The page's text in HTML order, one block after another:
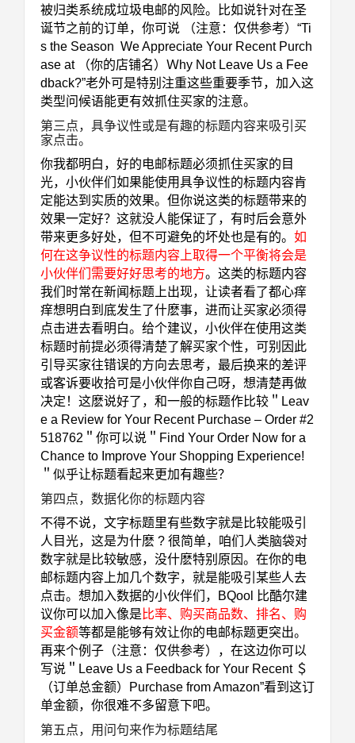
被归类系统成垃圾电邮的风险。比如说针对在圣
诞节之前的订单，你可说 （注意：仅供参考）“Ti
s the Season We Appreciate Your Recent Purch
ase at （你的店铺名）Ｗhy Not Leave Us a Fee
dback?”老外可是特别注重这些重要季节，加入这
类型问候语能更有效抓住买家的注意。
第三点，具争议性或是有趣的标题内容来吸引买
家点击。
你我都明白，好的电邮标题必须抓住买家的目
光，小伙伴们如果能使用具争议性的标题内容肯
定能达到实质的效果。但你说这类的标题带来的
效果一定好？这就没人能保证了，有时后会意外
带来更多好处，但不可避免的坏处也是有的。 如
何在这争议性的标题内容上取得一个平衡将会是
小伙伴们需要好好思考的地方。这类的标题内容
我们时常在新闻标题上出现，让读者看了都心痒
痒想明白到底发生了什麽事，进而让买家必须得
点击进去看明白。给个建议，小伙伴在使用这类
标题时前提必须得清楚了解买家个性，可别因此
引导买家往错误的方向去思考，最后换来的差评
或客诉要收拾可是小伙伴你自己呀，想清楚再做
决定！这麽说好了，和一般的标题作比较＂Leav
e a Review for Your Recent Purchase – Order #2
518762＂你可以说＂Find Your Order Now for a
Chance to Improve Your Shopping Experience!
＂似乎让标题看起来更加有趣些？
第四点，数据化你的标题内容
不得不说，文字标题里有些数字就是比较能吸引
人目光，这是为什麽 ? 很简单，咱们人类脑袋对
数字就是比较敏感，没什麽特别原因。在你的电
邮标题内容上加几个数字，就是能吸引某些人去
点击。想加入数据的小伙伴们，BQool 比酷尔建
议你可以加入像是 比率、 购买商品数、 排名、 购
买金额等都是能够有效让你的电邮标题更突出。
再来个例子（注意：仅供参考），在这边你可以
写说＂Leave Us a Feedback for Your Recent ＄
（订单总金额）Purchase from Amazon”看到这订
单金额，你很难不多留意下吧。
第五点，用问句来作为标题结尾